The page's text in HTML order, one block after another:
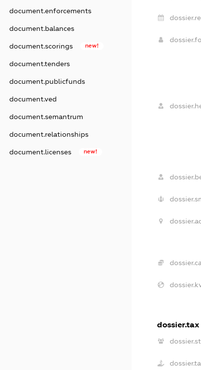
document.enforcements
document.balances
document.scorings new!
document.tenders
document.publicfunds
document.ved
document.semantrum
document.relationships
document.licenses new!
dossier.tax